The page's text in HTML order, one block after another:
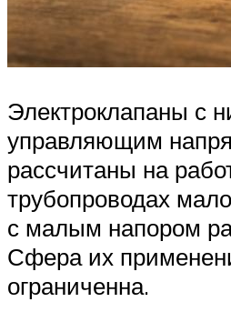
Электроклапаны с
управляющим
рассчитаны на
трубопроводах
с малым напором
Сфера их
ограниченна.